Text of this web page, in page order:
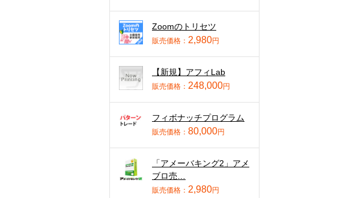
Zoomのトリセツ
販売価格： 2,980円
【新規】アフィLab
販売価格： 248,000円
フィボナッチプログラム
販売価格： 80,000円
「アメーバキング2」アメ
ブロ売…
販売価格： 2,980円